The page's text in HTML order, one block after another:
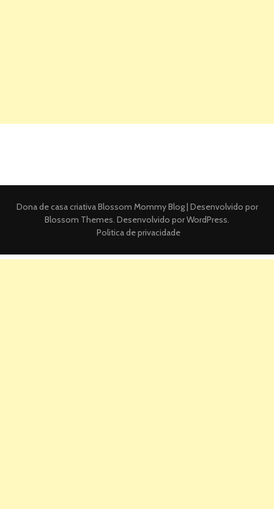
Dona de casa criativaBlossom Mommy Blog | Desenvolvido por
Blossom Themes. Desenvolvido porWordPress.
Politica de privacidade